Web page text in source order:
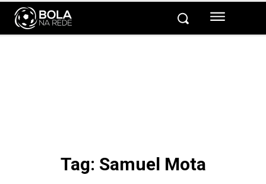
Tag: Samuel Mota